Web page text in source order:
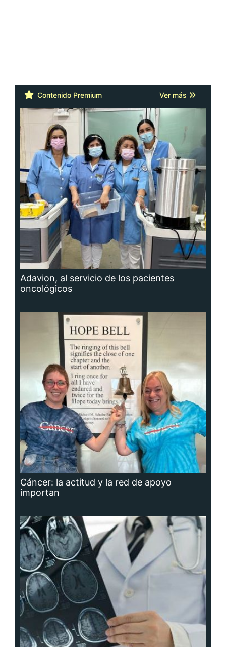
Contenido Premium Ver más
Adavion, al servicio de los pacientes
oncológicos
Cáncer: la actitud y la red de apoyo
importan